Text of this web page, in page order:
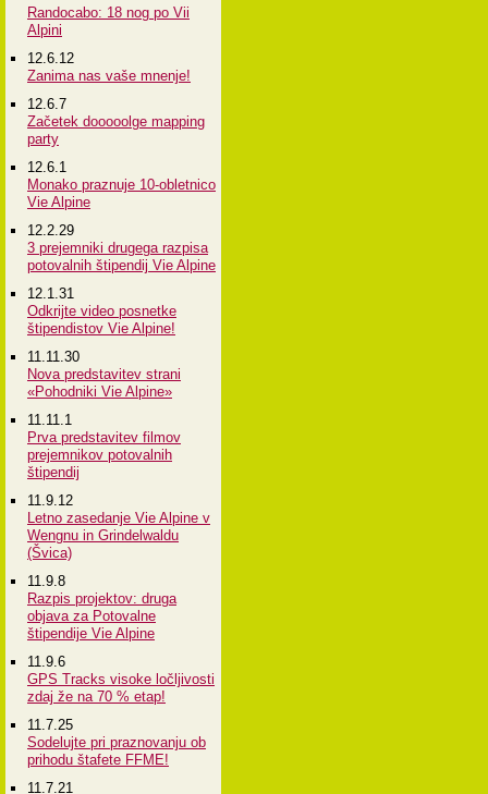
Randocabo: 18 nog po Vii
Alpini
12.6.12
Zanima nas vaše mnenje!
12.6.7
Začetek dooooolge mapping
party
12.6.1
Monako praznuje 10-obletnico
Vie Alpine
12.2.29
3 prejemniki drugega razpisa
potovalnih štipendij Vie Alpine
12.1.31
Odkrijte video posnetke
štipendistov Vie Alpine!
11.11.30
Nova predstavitev strani
«Pohodniki Vie Alpine»
11.11.1
Prva predstavitev filmov
prejemnikov potovalnih
štipendij
11.9.12
Letno zasedanje Vie Alpine v
Wengnu in Grindelwaldu
(Švica)
11.9.8
Razpis projektov: druga
objava za Potovalne
štipendije Vie Alpine
11.9.6
GPS Tracks visoke ločljivosti
zdaj že na 70 % etap!
11.7.25
Sodelujte pri praznovanju ob
prihodu štafete FFME!
11.7.21